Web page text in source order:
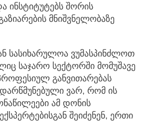
ინსტიტუტებს შორის
მნიშვნელობაზე
სასიხარულოა ვუმასპინძლოთ
საჯარო სექტორში მომუშავე
განვითარებას
ვარ, რომ ის
ამ დონის
შეიძენენ, ერთი